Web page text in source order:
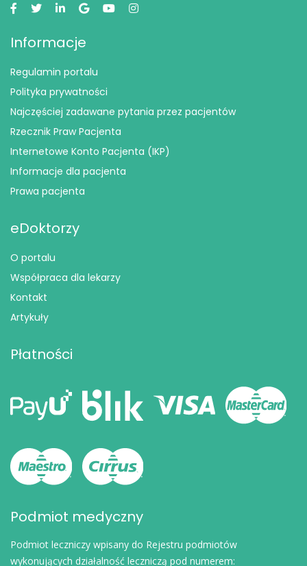
Informacje
Regulamin portalu
Polityka prywatności
Najczęściej zadawane pytania przez pacjentów
Rzecznik Praw Pacjenta
Internetowe Konto Pacjenta (IKP)
Informacje dla pacjenta
Prawa pacjenta
eDoktorzy
O portalu
Współpraca dla lekarzy
Kontakt
Artykuły
Płatności
Podmiot medyczny
Podmiot leczniczy wpisany do Rejestru podmiotów
wykonujących działalność leczniczą pod numerem: